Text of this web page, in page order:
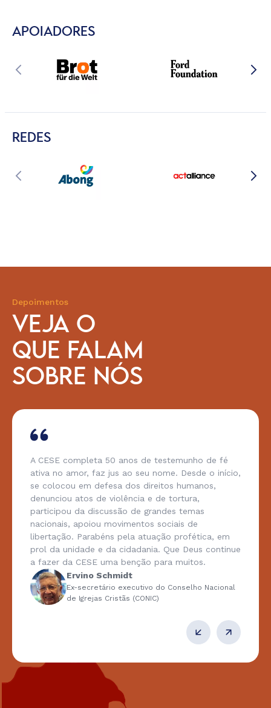
APOIADORES
REDES
Depoimentos
VEJA O
QUE FALAM
SOBRE NÓS
A CESE completa 50 anos de testemunho de fé
ativa no amor, faz jus ao seu nome. Desde o início,
se colocou em defesa dos direitos humanos,
denunciou atos de violência e de tortura,
participou da discussão de grandes temas
nacionais, apoiou movimentos sociais de
libertação. Parabéns pela atuação profética, em
prol da unidade e da cidadania. Que Deus continue
a fazer da CESE uma benção para muitos.
Ervino Schmidt
Ex-secretário executivo do Conselho Nacional
de Igrejas Cristãs (CONIC)